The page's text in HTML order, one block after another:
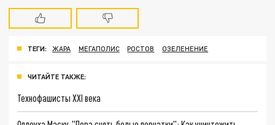
ТЕГИ: ЖАРА МЕГАПОЛИС РОСТОВ ОЗЕЛЕНЕНИЕ
ЧИТАЙТЕ ТАКЖЕ:
Технофашисты XXI века